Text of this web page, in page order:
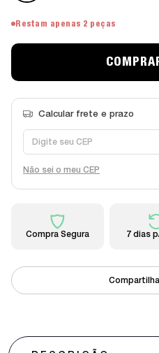
Restam apenas 2 peças
Não sei o meu CEP
Compra Segura 7 dias